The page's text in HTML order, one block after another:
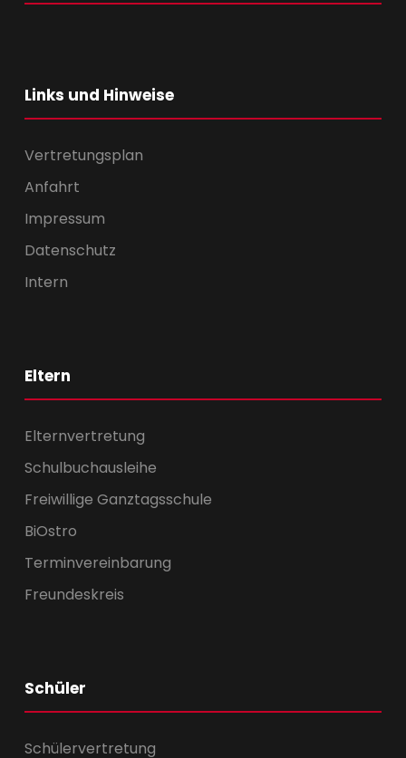
Links und Hinweise
Vertretungsplan
Anfahrt
Impressum
Datenschutz
Intern
Eltern
Elternvertretung
Schulbuchausleihe
Freiwillige Ganztagsschule
BiOstro
Terminvereinbarung
Freundeskreis
Schüler
Schülervertretung